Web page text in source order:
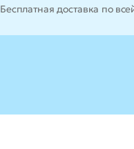
Бесплатная доставка по